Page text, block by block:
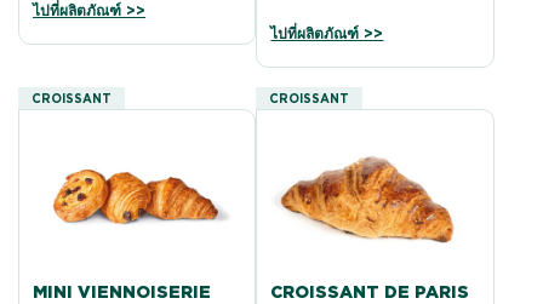
ไปที่ผลิตภัณฑ์ >>
ไปที่ผลิตภัณฑ์ >>
CROISSANT
MINI VIENNOISERIE
CROISSANT
CROISSANT DE PARIS